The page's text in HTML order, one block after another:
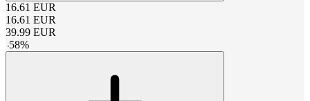
16.61 EUR
16.61 EUR
39.99 EUR
-58%